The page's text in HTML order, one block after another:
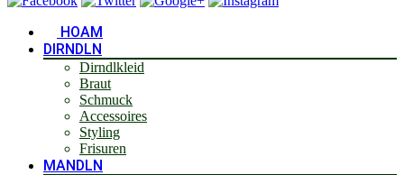
HOAM
DIRNDLN
Dirndlkleid
Braut
Schmuck
Accessoires
Styling
Frisuren
MANDLN